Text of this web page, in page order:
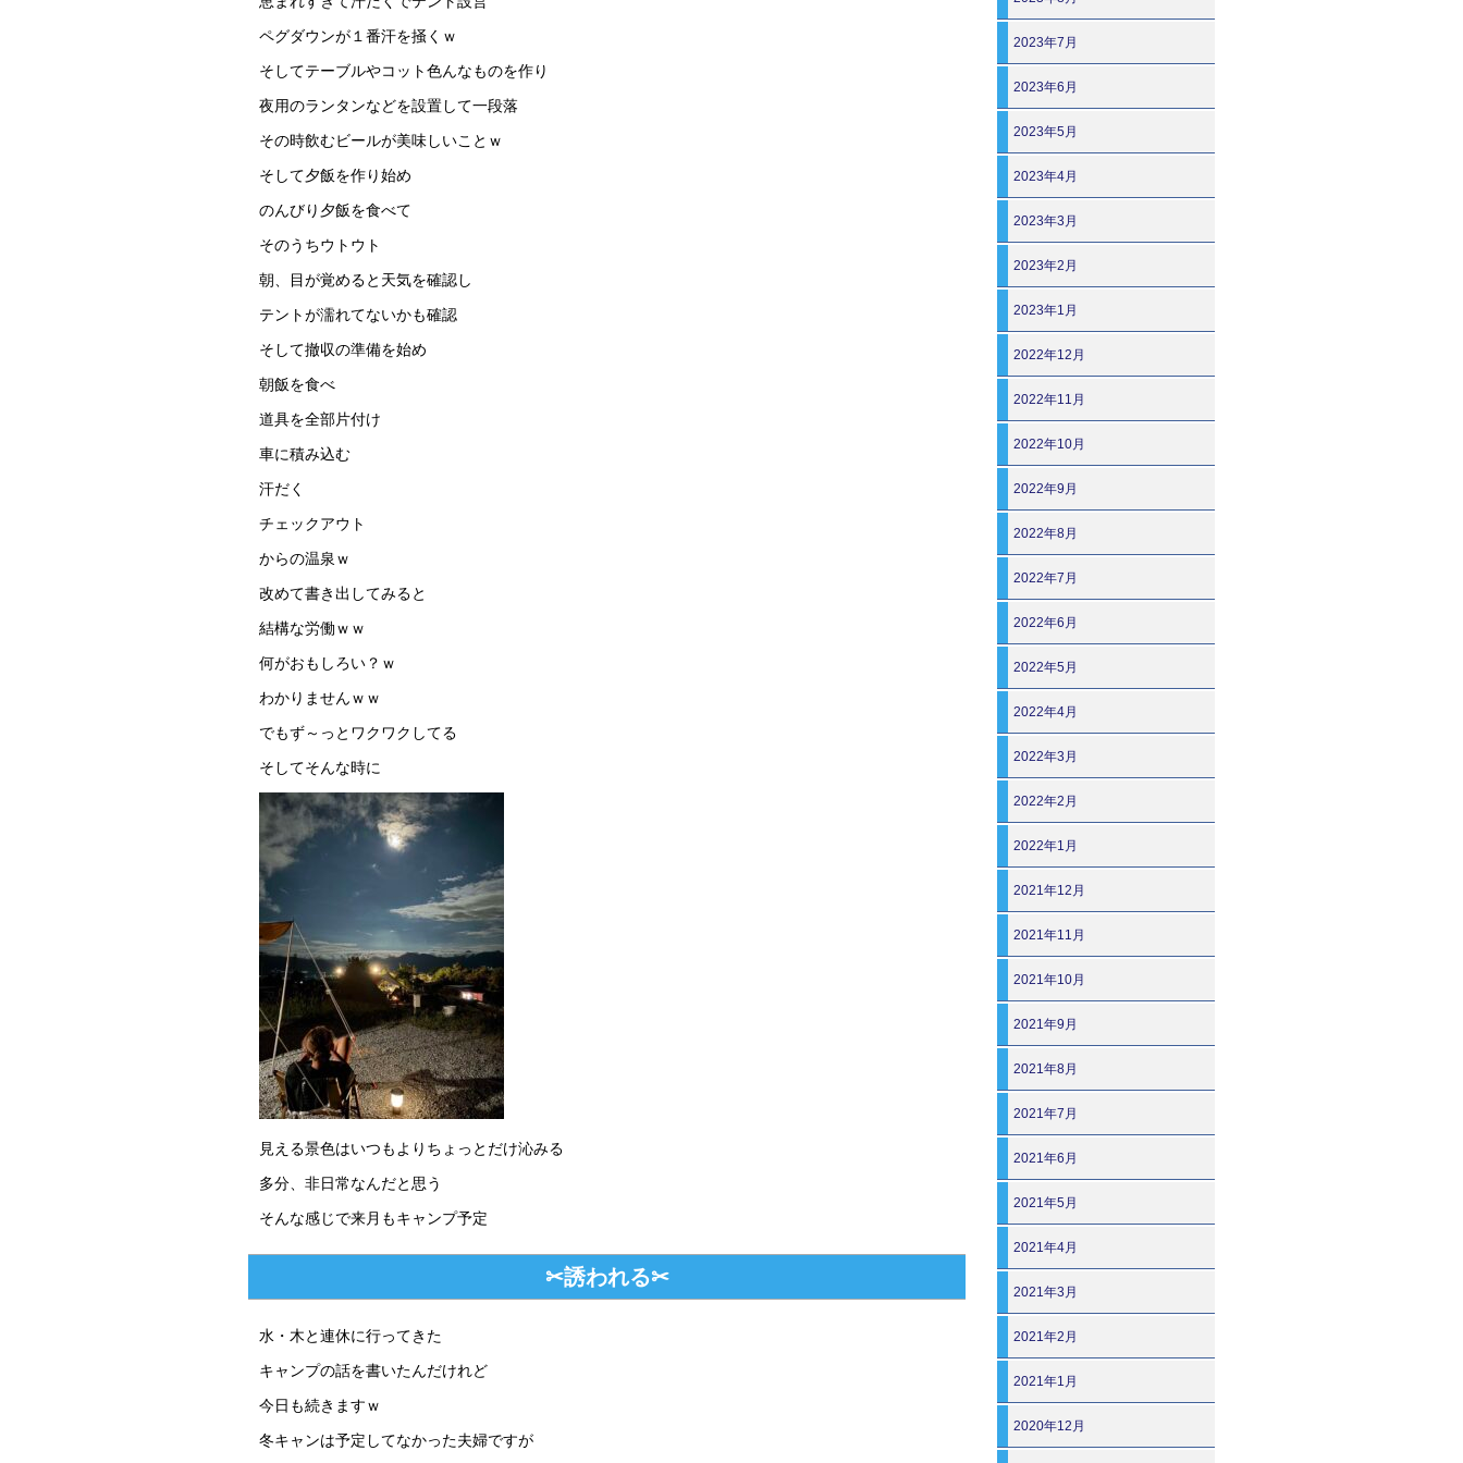
ペグダウンが１番汗を掻くｗ
そしてテーブルやコット色んなものを作り
夜用のランタンなどを設置して一段落
その時飲むビールが美味しいことｗ
そして夕飯を作り始め
のんびり夕飯を食べて
そのうちウトウト
朝、目が覚めると天気を確認し
テントが濡れてないかも確認
そして撤収の準備を始め
朝飯を食べ
道具を全部片付け
車に積み込む
汗だく
チェックアウト
からの温泉ｗ
改めて書き出してみると
結構な労働ｗｗ
何がおもしろい？ｗ
わかりませんｗｗ
でもず～っとワクワクしてる
そしてそんな時に
見える景色はいつもよりちょっとだけ沁みる
多分、非日常なんだと思う
そんな感じで来月もキャンプ予定
✂誘われる✂
水・木と連休に行ってきた
キャンプの話を書いたんだけれど
今日も続きますｗ
冬キャンは予定してなかった夫婦ですが
2023年7月
2023年6月
2023年5月
2023年4月
2023年3月
2023年2月
2023年1月
2022年12月
2022年11月
2022年10月
2022年9月
2022年8月
2022年7月
2022年6月
2022年5月
2022年4月
2022年3月
2022年2月
2022年1月
2021年12月
2021年11月
2021年10月
2021年9月
2021年8月
2021年7月
2021年6月
2021年5月
2021年4月
2021年3月
2021年2月
2021年1月
2020年12月